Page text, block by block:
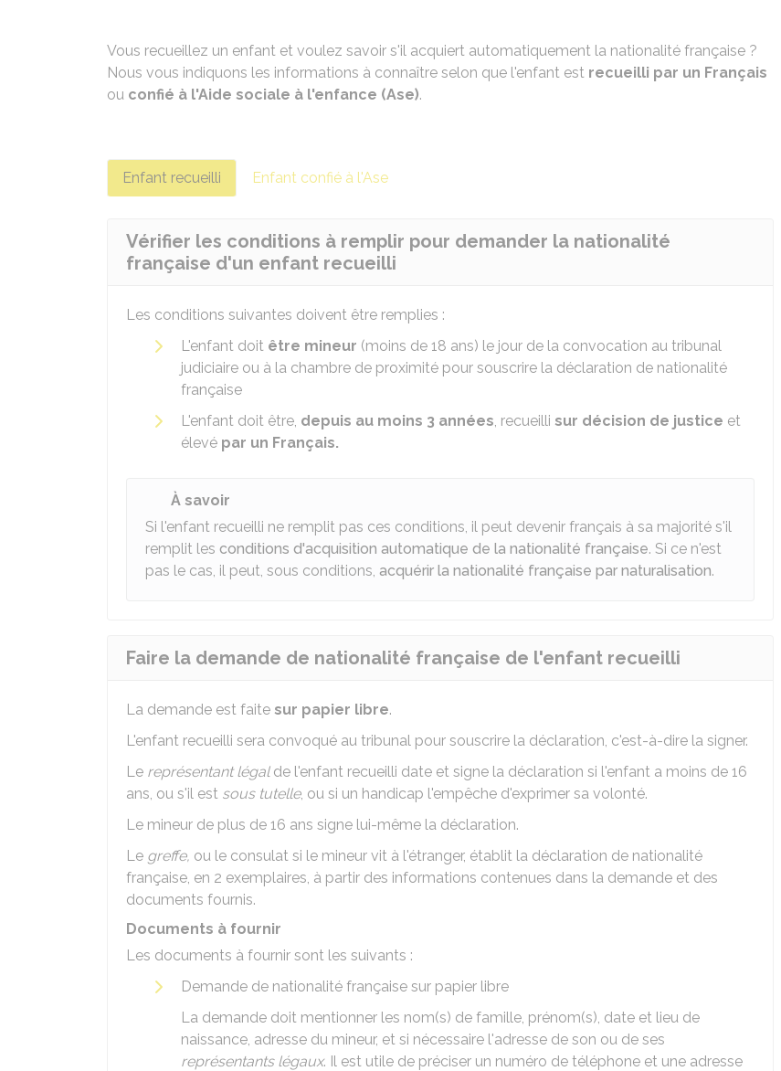
Vous recueillez un enfant et voulez savoir s'il acquiert automatiquement la nationalité française ?
Nous vous indiquons les informations à connaître selon que l'enfant est recueilli par un Français
ou confié à l'Aide sociale à l'enfance (Ase).
Enfant recueilli Enfant confié à l'Ase
Vérifier les conditions à remplir pour demander la nationalité
française d'un enfant recueilli
Les conditions suivantes doivent être remplies :
L'enfant doit être mineur (moins de 18 ans) le jour de la convocation au tribunal
judiciaire ou à la chambre de proximité pour souscrire la déclaration de nationalité
française
L'enfant doit être, depuis au moins 3 années, recueilli sur décision de justice et
élevé par un Français.
À savoir
Si l'enfant recueilli ne remplit pas ces conditions, il peut devenir français à sa majorité s'il
remplit les conditions d'acquisition automatique de la nationalité française. Si ce n'est
pas le cas, il peut, sous conditions, acquérir la nationalité française par naturalisation.
Faire la demande de nationalité française de l'enfant recueilli
La demande est faite sur papier libre.
L'enfant recueilli sera convoqué au tribunal pour souscrire la déclaration, c'est-à-dire la signer.
Le représentant légalde l'enfant recueilli date et signe la déclaration si l'enfant a moins de 16
ans, ou s'il est sous tutelle, ou si un handicap l'empêche d'exprimer sa volonté.
Le mineur de plus de 16 ans signe lui-même la déclaration.
Le greffe, ou le consulat si le mineur vit à l'étranger, établit la déclaration de nationalité
française, en 2 exemplaires, à partir des informations contenues dans la demande et des
documents fournis.
Documents à fournir
Les documents à fournir sont les suivants :
Demande de nationalité française sur papier libre
La demande doit mentionner les nom(s) de famille, prénom(s), date et lieu de
naissance, adresse du mineur, et si nécessaire l'adresse de son ou de ses
représentants légaux. Il est utile de préciser un numéro de téléphone et une adresse